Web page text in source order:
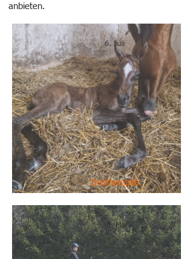
anbieten.
Wilkommen, Zeymoun!
Deckhengste
6. Juli
30. Mai